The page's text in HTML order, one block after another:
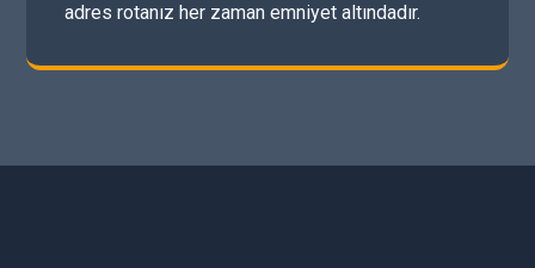
adres rotanız her zaman emniyet altındadır.